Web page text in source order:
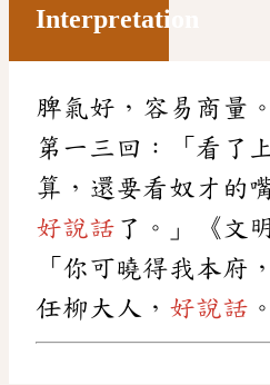
Interpretation
脾氣好，容易商量
第一三回：「看了
算，還要看奴才的
好說話 了。」《文
「你可曉得我本府
任柳大人， 好說話